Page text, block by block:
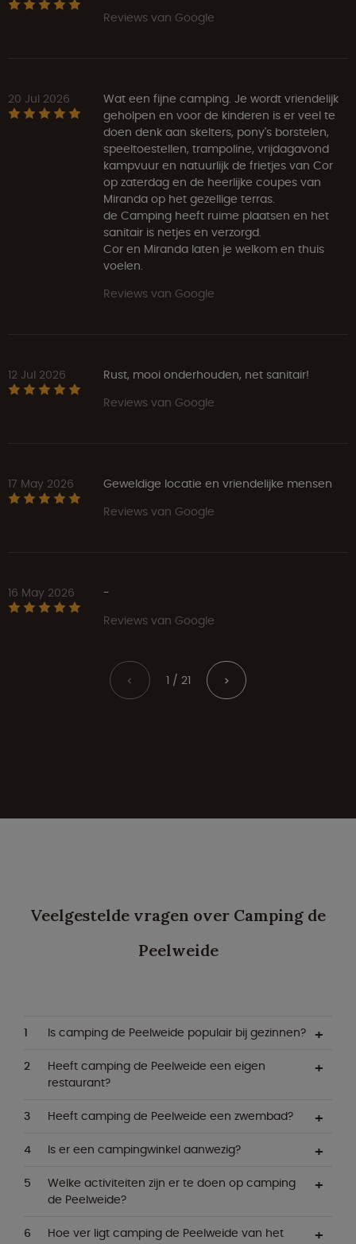
Reviews van Google
20 Jul 2026
Wat een fijne camping. Je wordt vriendelijk
geholpen en voor de kinderen is er veel te
doen denk aan skelters, pony's borstelen,
speeltoestellen, trampoline, vrijdagavond
kampvuur en natuurlijk de frietjes van Cor
op zaterdag en de heerlijke coupes van
Miranda op het gezellige terras.
de Camping heeft ruime plaatsen en het
sanitair is netjes en verzorgd.
Cor en Miranda laten je welkom en thuis
voelen.
Reviews van Google
12 Jul 2026
Rust, mooi onderhouden, net sanitair!
Reviews van Google
17 May 2026
Geweldige locatie en vriendelijke mensen
Reviews van Google
16 May 2026
-
Reviews van Google
< 1 / 21 >
Veelgestelde vragen over Camping de
Peelweide
Is camping de Peelweide populair bij gezinnen?
Heeft camping de Peelweide een eigen
restaurant?
Heeft camping de Peelweide een zwembad?
Is er een campingwinkel aanwezig?
Welke activiteiten zijn er te doen op camping
de Peelweide?
Hoe ver ligt camping de Peelweide van het